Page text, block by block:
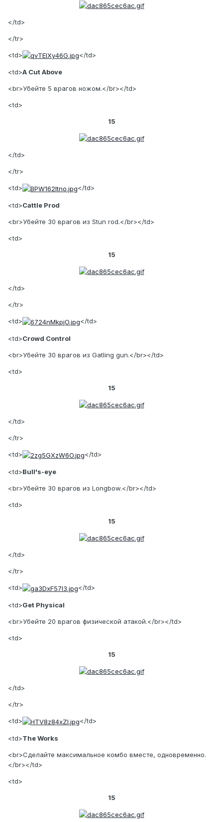
</td>
</tr>
<td> </td>
<td>A Cut Above
<br>Убейте 5 врагов ножом.</br></td>
<td>
15
</td>
</tr>
<td> </td>
<td>Cattle Prod
<br>Убейте 30 врагов из Stun rod.</br></td>
<td>
15
</td>
</tr>
<td> </td>
<td>Crowd Control
<br>Убейте 30 врагов из Gatling gun.</br></td>
<td>
15
</td>
</tr>
<td> </td>
<td>Bull's-eye
<br>Убейте 30 врагов из Longbow.</br></td>
<td>
15
</td>
</tr>
<td> </td>
<td>Get Physical
<br>Убейте 20 врагов физической атакой.</br></td>
<td>
15
</td>
</tr>
<td> </td>
<td>The Works
<br>Сделайте максимальное комбо вместе, одновременно.
</br></td>
<td>
15